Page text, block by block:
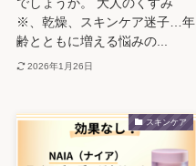
※、乾燥、スキンケア迷子…年
齢とともに増える悩みの...
2026年1月26日
スキンケア